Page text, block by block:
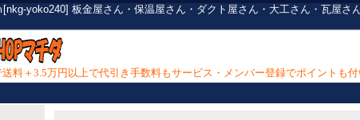
yoko240] 板金屋さん・保温屋さん・ダクト屋さん・大工さん・瓦屋さ
料＋3.5万円以上で代引き手数料もサービス・メンバー登録でポイントも